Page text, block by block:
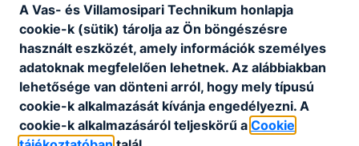
által - alaptevékenysége
keretében - gyűjtött és
feldolgozott adatok fajtái
rendszer), a
KRÉTA,
vizsgára
alkalmazottai
megbízottai,
A Vas- és Villamosipari Technikum honlapja
cookie-k (sütik) tárolja az Ön böngészésre
használt eszközét, amely információk személyes
adatoknak megfelelően lehetnek. Az alábbiakban
lehetősége van dönteni arról, hogy mely típusú
cookie-k alkalmazását kívánja engedélyezni. A
cookie-k alkalmazásáról teljeskörű a Cookie